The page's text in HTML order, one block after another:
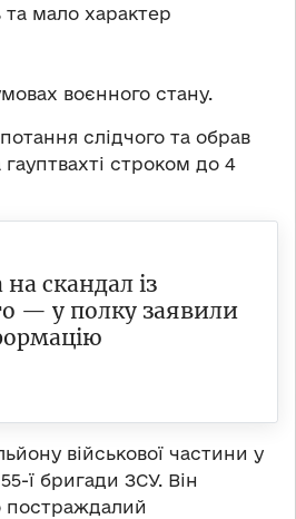
мало характер
воєнного стану.
слідчого та обрав
строком до 4
скандал із
— у полку заявили
військової частини у
ї бригади ЗСУ. Він
постраждалий